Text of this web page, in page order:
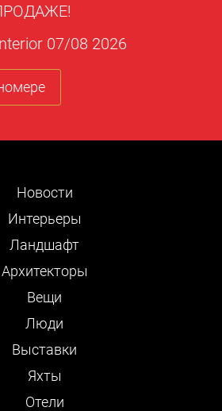
07/08 2026
Новости
Интерьеры
Ландшафт
Архитекторы
Вещи
Люди
Выставки
Яхты
Отели